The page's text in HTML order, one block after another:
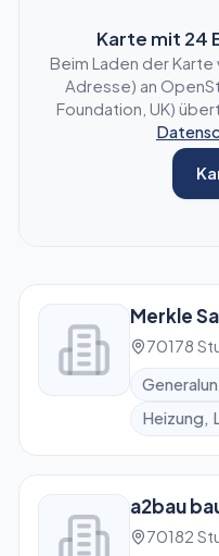
Karte mit 24
Beim Laden der
Adresse) an
Foundation, UK)
Merkle
70178
Heizung,
a2bau
70182